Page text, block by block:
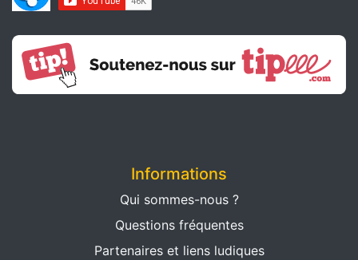
Informations
Qui sommes-nous ?
Questions fréquentes
Partenaires et liens ludiques